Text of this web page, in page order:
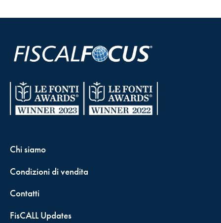
Chi siamo
Condizioni di vendita
Contatti
FisCALL Updates